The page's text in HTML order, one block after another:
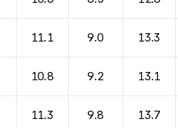
11.1 9.0 13.3
10.8 9.2 13.1
11.3 9.8 13.7